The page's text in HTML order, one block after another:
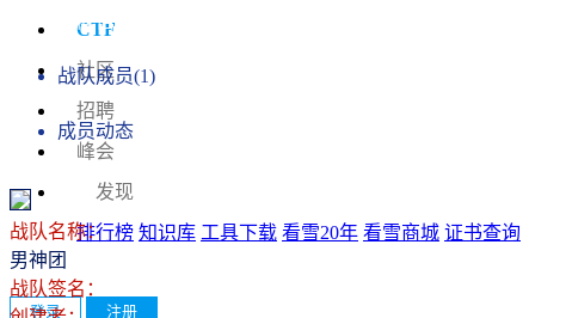
CTF
社区
招聘
峰会
发现
排行榜 知识库 工具下载 看雪20年 看雪商城 证书查询
登录 注册
战队信息
战队成员(1)
成员动态
战队名称：
男神团
战队签名：